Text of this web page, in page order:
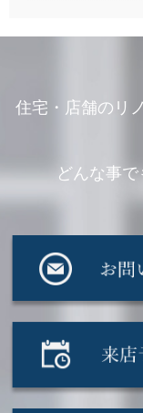
住宅・店舗のリ
どんな事で